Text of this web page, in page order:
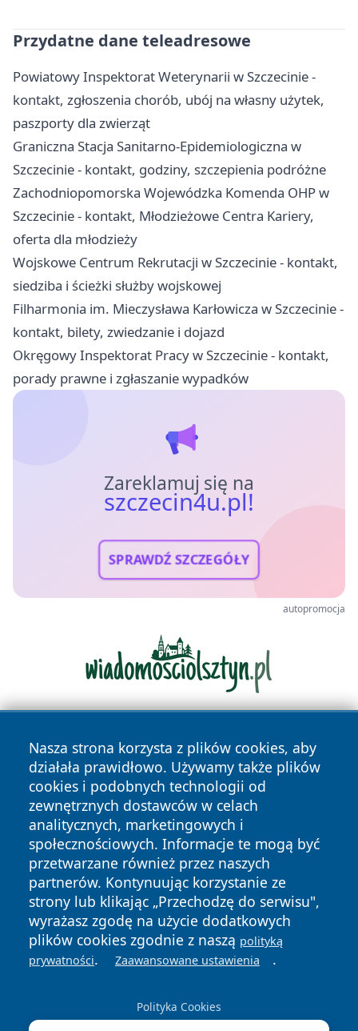
Przydatne dane teleadresowe
Powiatowy Inspektorat Weterynarii w Szczecinie -
kontakt, zgłoszenia chorób, ubój na własny użytek,
paszporty dla zwierząt
Graniczna Stacja Sanitarno-Epidemiologiczna w
Szczecinie - kontakt, godziny, szczepienia podróżne
Zachodniopomorska Wojewódzka Komenda OHP w
Szczecinie - kontakt, Młodzieżowe Centra Kariery,
oferta dla młodzieży
Wojskowe Centrum Rekrutacji w Szczecinie - kontakt,
siedziba i ścieżki służby wojskowej
Filharmonia im. Mieczysława Karłowicza w Szczecinie -
kontakt, bilety, zwiedzanie i dojazd
Okręgowy Inspektorat Pracy w Szczecinie - kontakt,
porady prawne i zgłaszanie wypadków
Zareklamuj się na
szczecin4u.pl!
SPRAWDŹ SZCZEGÓŁY
autopromocja
Nasza strona korzysta z plików cookies, aby
działała prawidłowo. Używamy także plików
cookies i podobnych technologii od
zewnętrznych dostawców w celach
analitycznych, marketingowych i
społecznościowych. Informacje te mogą być
przetwarzane również przez naszych
partnerów. Kontynuując korzystanie ze
strony lub klikając „Przechodzę do serwisu",
wyrażasz zgodę na użycie dodatkowych
plików cookies zgodnie z naszą polityką
prywatności. Zaawansowane ustawienia .
Polityka Cookies
Copyright © 2026 szczecin4u.pl Wszystkie prawa zastrzeżone.
News Autorzy
Polityka
Prywatności
Polityka
Cookies